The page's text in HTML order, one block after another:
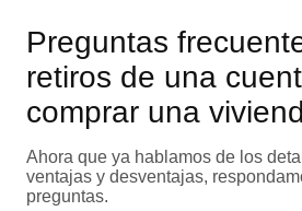
Preguntas
retiros de una
comprar una
Ahora que ya hablamos de los
ventajas y desventajas,
preguntas.